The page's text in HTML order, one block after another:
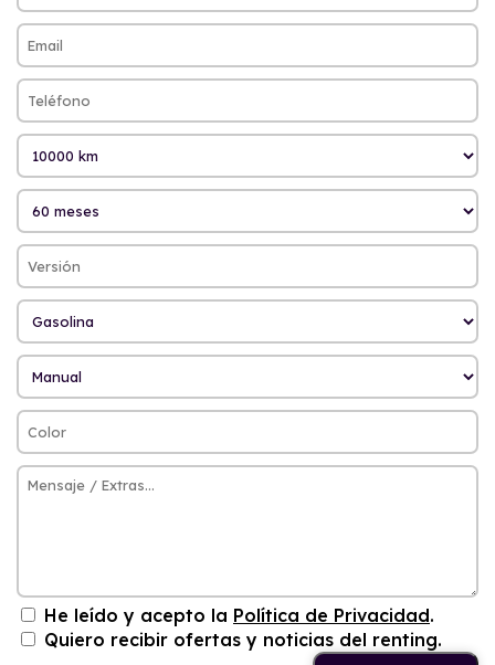
He leído y acepto la Política de Privacidad.
Quiero recibir ofertas y noticias del renting.